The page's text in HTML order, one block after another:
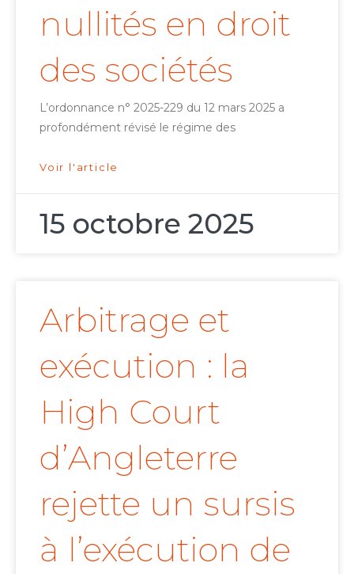
nullités en droit
des sociétés
L’ordonnance n° 2025-229 du 12 mars 2025 a
profondément révisé le régime des
Voir l'article
15 octobre 2025
Arbitrage et
exécution : la
High Court
d’Angleterre
rejette un sursis
à l’exécution de